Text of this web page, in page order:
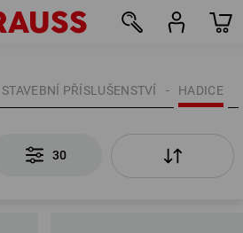
HADICE
STAVEBNÍ PŘÍSLUŠENSTVÍ
30
30